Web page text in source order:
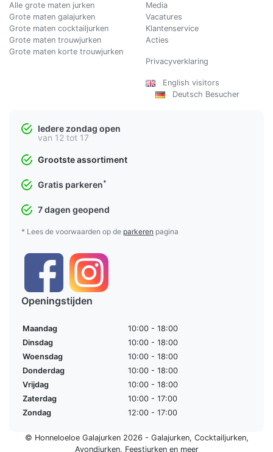
Alle grote maten jurken
Grote maten galajurken
Grote maten cocktailjurken
Grote maten trouwjurken
Grote maten korte trouwjurken
Media
Vacatures
Klantenservice
Acties
Privacyverklaring
English visitors
Deutsch Besucher
Iedere zondag open
van 12 tot 17
Grootste assortiment
Gratis parkeren*
7 dagen geopend
* Lees de voorwaarden op de parkeren pagina
Openingstijden
Maandag
10:00 - 18:00
Dinsdag
10:00 - 18:00
Woensdag
10:00 - 18:00
Donderdag
10:00 - 18:00
Vrijdag
10:00 - 18:00
Zaterdag
10:00 - 17:00
Zondag
12:00 - 17:00
© Honneloeloe Galajurken 2026 - Galajurken, Cocktailjurken,
Avondjurken, Feestjurkenen meer